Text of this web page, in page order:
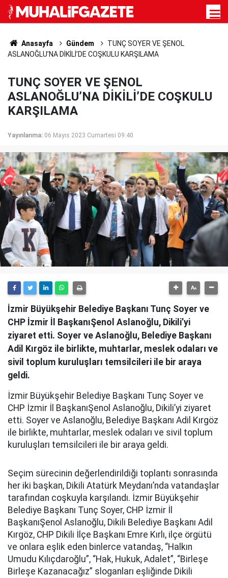
Anasayfa Gündem
TUNÇ SOYER VE ŞENOL
ASLANOĞLU’NA DİKİLİ’DE COŞKULU KARŞILAMA
TUNÇ SOYER VE ŞENOL
ASLANOĞLU’NA DİKİLİ’DE COŞKULU
KARŞILAMA
Yayınlanma: 06 Mayıs 2023 Cumartesi 09:40
İzmir Büyükşehir Belediye Başkanı Tunç Soyer ve
CHP İzmir İl BaşkanıŞenol Aslanoğlu, Dikili’yi
ziyaret etti. Soyer ve Aslanoğlu, Belediye Başkanı
Adil Kırgöz ile birlikte, muhtarlar, meslek odaları ve
sivil toplum kuruluşları temsilcileri ile bir araya
geldi.
İzmir Büyükşehir Belediye Başkanı Tunç Soyer ve
CHP İzmir İl BaşkanıŞenol Aslanoğlu, Dikili’yi ziyaret
etti. Soyer ve Aslanoğlu, Belediye Başkanı Adil Kırgöz
ile birlikte, muhtarlar, meslek odaları ve sivil toplum
kuruluşları temsilcileri ile bir araya geldi.
Seçim sürecinin değerlendirildiği toplantı sonrasında
her iki başkan, Dikili Atatürk Meydanı’nda vatandaşlar
tarafından coşkuyla karşılandı. İzmir Büyükşehir
Belediye Başkanı Tunç Soyer, CHP İzmir İl
BaşkanıŞenol Aslanoğlu, Dikili Belediye Başkanı Adil
Kırgöz, CHP Dikili İlçe Başkanı Emre Kırlı, ilçe örgütü
ve onlara eşlik eden binlerce vatandaş, “Halkın
Umudu Kılıçdaroğlu”, “Hak, Hukuk, Adalet”, “Birleşe
Birleşe Kazanacağız” sloganları eşliğinde Dikili